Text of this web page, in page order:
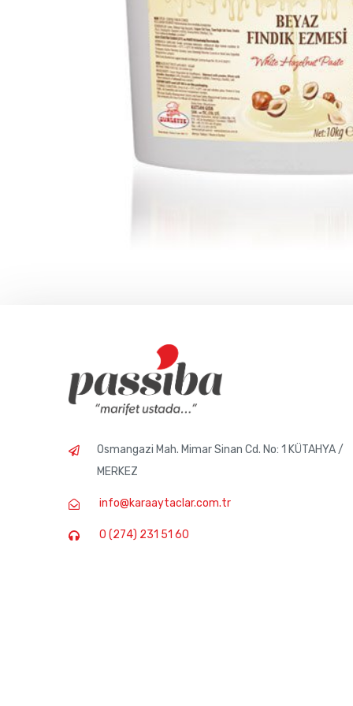
Osmangazi Mah. Mimar Sinan Cd. No: 1 KÜTAHYA /
MERKEZ
info@karaaytaclar.com.tr
0 (274) 231 51 60